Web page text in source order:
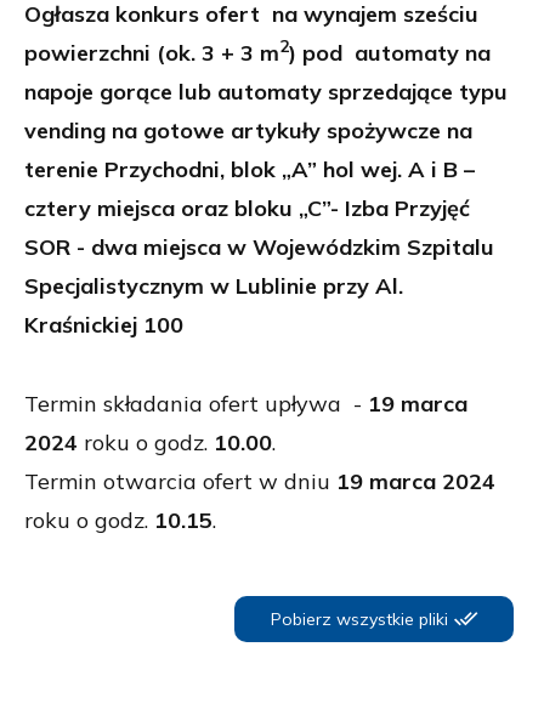
Ogłasza konkurs ofert na wynajem sześciu
powierzchni (ok. 3 + 3 m2) pod automaty na
napoje gorące lub automaty sprzedające typu
vending na gotowe artykuły spożywcze na
terenie Przychodni, blok „A” hol wej. A i B –
cztery miejsca oraz bloku „C”- Izba Przyjęć
SOR - dwa miejsca w Wojewódzkim Szpitalu
Specjalistycznym w Lublinie przy Al.
Kraśnickiej 100
Termin składania ofert upływa - 19 marca
2024 roku o godz. 10.00.
Termin otwarcia ofert w dniu 19 marca 2024
roku o godz. 10.15.
Pobierz wszystkie pliki